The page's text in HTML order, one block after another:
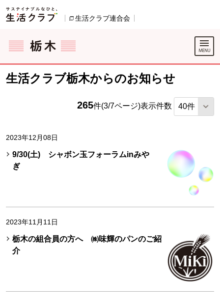
ページの先頭です。
生活クラブ連合会
ここからサイト内共通メニューです。
サイト内共通メニューをスキップする
サイト内共通メニューここまで。
生活クラブ栃木からのお知らせ
265件(3/7ページ)表示件数
2023年12月08日
9/30(土) シャボン玉フォーラムinみや
ぎ
2023年11月11日
栃木の組合員の方へ ㈱味輝のパンのご紹
介